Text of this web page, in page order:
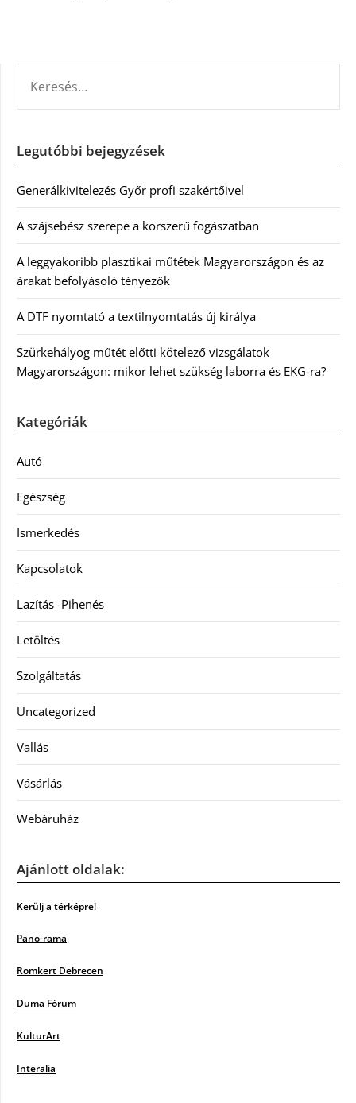
Legutóbbi bejegyzések
Generálkivitelezés Győr profi szakértőivel
A szájsebész szerepe a korszerű fogászatban
A leggyakoribb plasztikai műtétek Magyarországon és az
árakat befolyásoló tényezők
A DTF nyomtató a textilnyomtatás új királya
Szürkehályog műtét előtti kötelező vizsgálatok
Magyarországon: mikor lehet szükség laborra és EKG-ra?
Kategóriák
Autó
Egészség
Ismerkedés
Kapcsolatok
Lazítás -Pihenés
Letöltés
Szolgáltatás
Uncategorized
Vallás
Vásárlás
Webáruház
Ajánlott oldalak:
Kerülj a térképre!
Pano-rama
Romkert Debrecen
Duma Fórum
KulturArt
Interalia